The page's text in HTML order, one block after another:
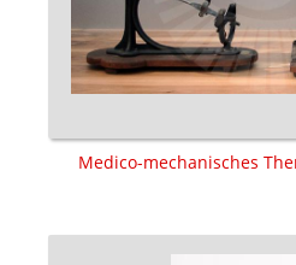
Medico-mechanisches